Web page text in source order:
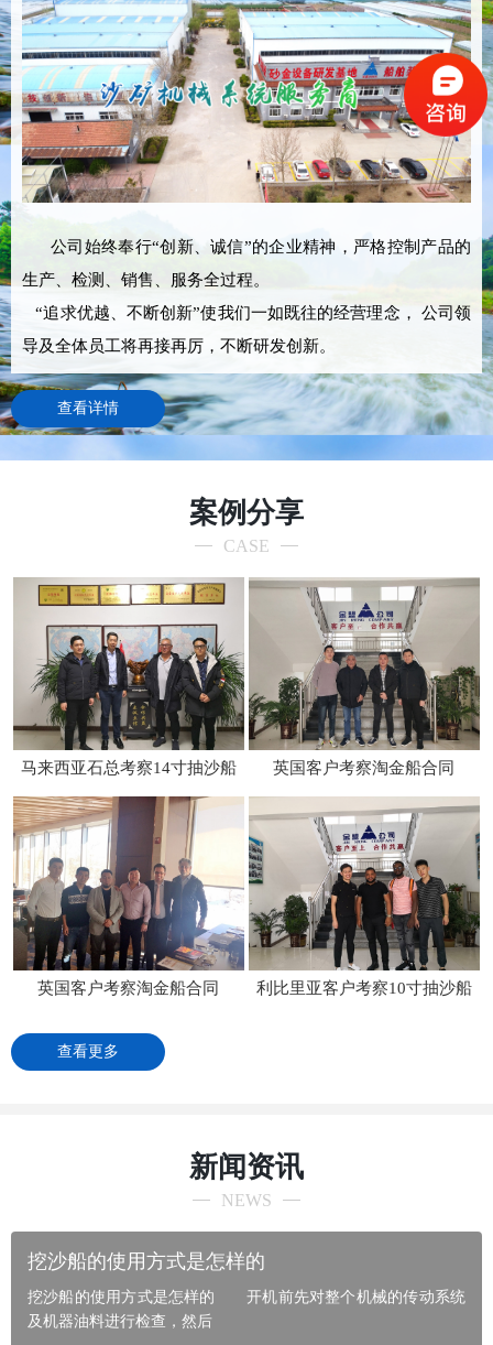
公司始终奉行“创新、诚信”的企业精神，严格控制产品的
生产、检测、销售、服务全过程。
“追求优越、不断创新”使我们一如既往的经营理念， 公司领
导及全体员工将再接再厉，不断研发创新。
查看详情
案例分享
CASE
马来西亚石总考察14寸抽沙船 英国客户考察淘金船合同
英国客户考察淘金船合同 利比里亚客户考察10寸抽沙船
查看更多
新闻资讯
NEWS
挖沙船的使用方式是怎样的
挖沙船的使用方式是怎样的 开机前先对整个机械的传动系统
及机器油料进行检查，然后